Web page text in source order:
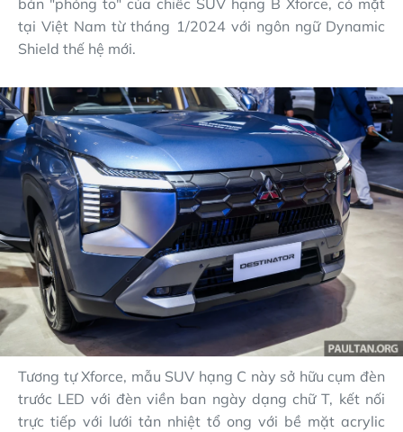
bản "phóng to" của chiếc SUV hạng B Xforce, có mặt
tại Việt Nam từ tháng 1/2024 với ngôn ngữ Dynamic
Shield thế hệ mới.
Tương tự Xforce, mẫu SUV hạng C này sở hữu cụm đèn
trước LED với đèn viền ban ngày dạng chữ T, kết nối
trực tiếp với lưới tản nhiệt tổ ong với bề mặt acrylic